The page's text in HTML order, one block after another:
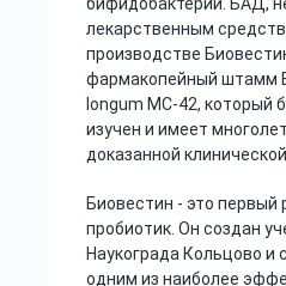
бифидобактерий. БАД,
лекарственным
производстве
фармакопейный штамм
longum МС-42, который
изучен и имеет
доказанной
Биовестин - это первый
пробиотик. Он создан
Наукограда Кольцово и
одним из наиболее